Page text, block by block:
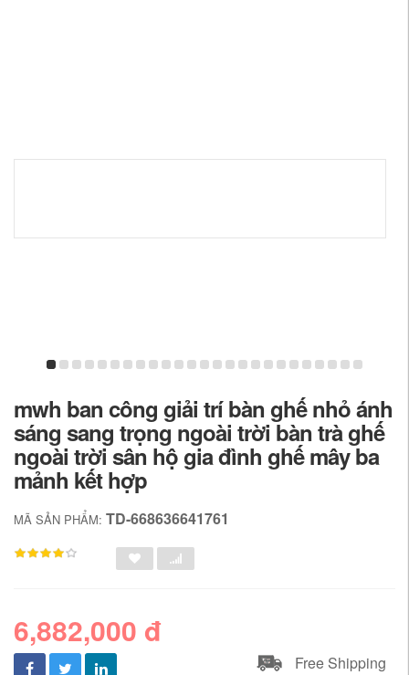
mwh ban công giải trí bàn ghế nhỏ ánh
sáng sang trọng ngoài trời bàn trà ghế
ngoài trời sân hộ gia đình ghế mây ba
mảnh kết hợp
MÃ SẢN PHẨM: TD-668636641761
6,882,000 đ
Free Shipping